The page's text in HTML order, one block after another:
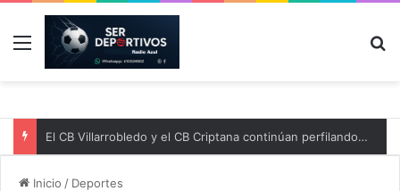
Menú
El CB Villarrobledo y el CB Criptana continúan perfilando sus plantillas
Inicio / Deportes